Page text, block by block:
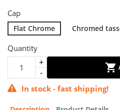
Cap
Flat Chrome Chromed
Quantity
In stock - fast shipping!